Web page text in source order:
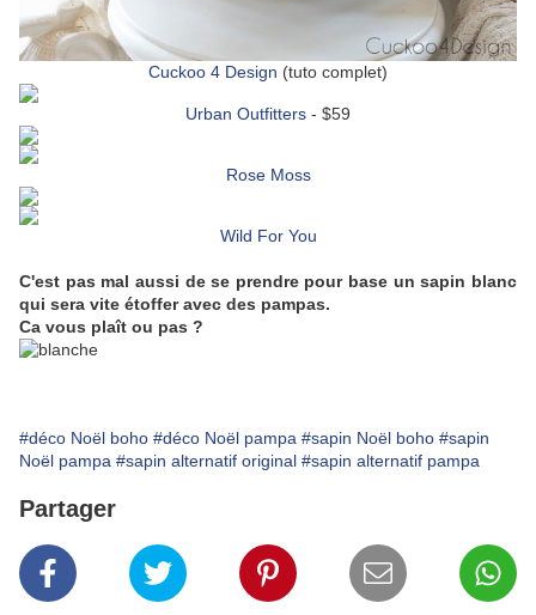
Cuckoo 4 Design (tuto complet)
Urban Outfitters - $59
Rose Moss
Wild For You
C'est pas mal aussi de se prendre pour base un sapin blanc
qui sera vite étoffer avec des pampas.
Ca vous plaît ou pas ?
#déco Noël boho #déco Noël pampa #sapin Noël boho #sapin
Noël pampa #sapin alternatif original #sapin alternatif pampa
Partager